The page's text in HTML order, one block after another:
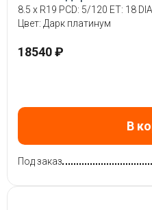
8.5 x R19 PCD: 5/120 ET: 18
Цвет: Дарк платинум
18540 ₽
В
Под заказ